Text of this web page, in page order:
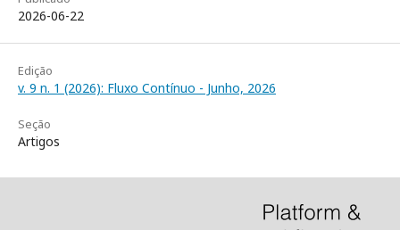
2026-06-22
Edição
v. 9 n. 1 (2026): Fluxo Contínuo - Junho, 2026
Seção
Artigos